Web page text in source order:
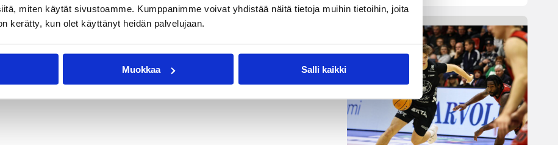
miten käytät sivustoamme. Kumppanimme voivat yhdistää näitä tietoja muihin tietoihin, joita
kerätty, kun olet käyttänyt heidän palvelujaan.
Muokkaa Salli kaikki
Mark Zoller